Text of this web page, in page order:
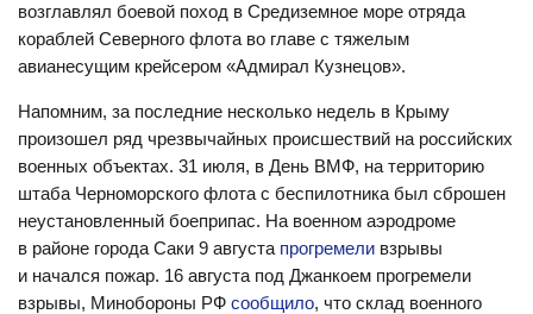
возглавлял боевой поход в Средиземное море отряда
кораблей Северного флота во главе с тяжелым
авианесущим крейсером «Адмирал Кузнецов».
Напомним, за последние несколько недель в Крыму
произошел ряд чрезвычайных происшествий на российских
военных объектах. 31 июля, в День ВМФ, на территорию
штаба Черноморского флота с беспилотника был сброшен
неустановленный боеприпас. На военном аэродроме
в районе города Саки 9 августа прогремели взрывы
и начался пожар. 16 августа под Джанкоем прогремели
взрывы, Минобороны РФ сообщило, что склад военного